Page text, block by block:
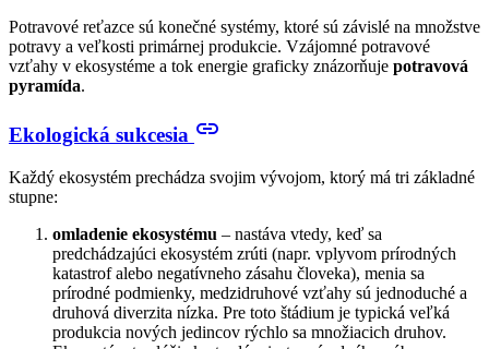
Potravové reťazce sú konečné systémy, ktoré sú závislé na množstve
potravy a veľkosti primárnej produkcie. Vzájomné potravové
vzťahy v ekosystéme a tok energie graficky znázorňuje potravová
pyramída.
Ekologická sukcesia link
Každý ekosystém prechádza svojim vývojom, ktorý má tri základné
stupne:
omladenie ekosystému – nastáva vtedy, keď sa
predchádzajúci ekosystém zrúti (napr. vplyvom prírodných
katastrof alebo negatívneho zásahu človeka), menia sa
prírodné podmienky, medzidruhové vzťahy sú jednoduché a
druhová diverzita nízka. Pre toto štádium je typická veľká
produkcia nových jedincov rýchlo sa množiacich druhov.